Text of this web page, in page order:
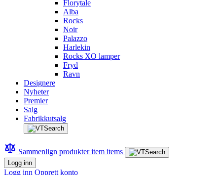
Florytale
Alba
Rocks
Noir
Palazzo
Harlekin
Rocks XO lamper
Fryd
Ravn
Designere
Nyheter
Premier
Salg
Fabrikkutsalg
Sammenlign produkteritem items
Logg inn
Logg inn Opprett konto